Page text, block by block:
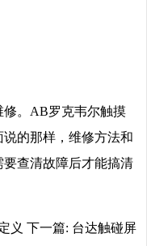
。AB罗克韦尔触摸
的那样，维修方法和
查清故障后才能搞清
义 下一篇: 台达触碰屏